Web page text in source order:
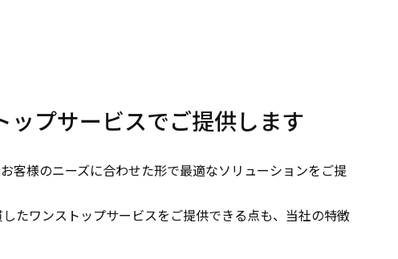
ップサービスでご提供します
客様のニーズに合わせた形で最適なソリューションをご提
たワンストップサービスをご提供できる点も、当社の特徴